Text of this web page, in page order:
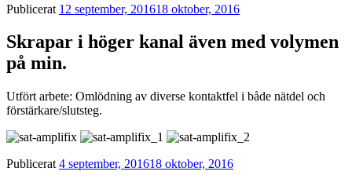
Publicerat 12 september, 201618 oktober, 2016
Skrapar i höger kanal även med volymen
på min.
Utfört arbete: Omlödning av diverse kontaktfel i både nätdel och
förstärkare/slutsteg.
Publicerat 4 september, 201618 oktober, 2016